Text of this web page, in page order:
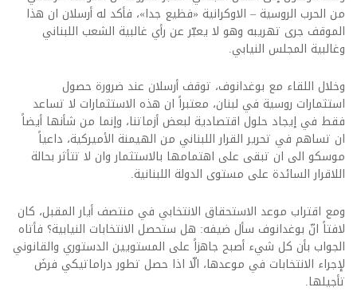
من الحرب الروسية – الاوكرانية «فظيع جدا»، فأكد له أرسلان ان هذا
الموقف جرى تهريبه وهو لا يعبّر عن رأي غالبية الشعب اللبناني
وغالبية المجلس النيابي.
وخلال اللقاء مع بوغدانوف، توقف أرسلان عند ضرورة حصول
استثمارات روسية في لبنان، معتبراً ان هذه الاستثمارات لا تساعد
فقط في إيجاد حلول اقتصادية لبعض أزماتنا، وإنما من شأنها أيضاً
ان تساهم في تحرير القرار اللبناني من الهيمنة الأميركية، داعياً
موسكو الى ان تبقى على اهتمامها بالاستثمار وان لا تتأثر بحالة
اللاقرار السائدة على مستوى الدولة اللبنانية.
ومع اقتراب موعد الاستحقاق الانتخابي في منتصف أيار المقبل، كان
لافتاً انّ بوغدانوف سأل ضيفه: هل ستحصل الانتخابات النيابية؟ فأتاه
الجواب بأن كل شيء أصبح جاهزاً على المستويين الدستوري والقانوني
لإجراء الانتخابات في موعدها، الّا اذا حصل تطور دراماتيكي فرضَ
تأجيلها.